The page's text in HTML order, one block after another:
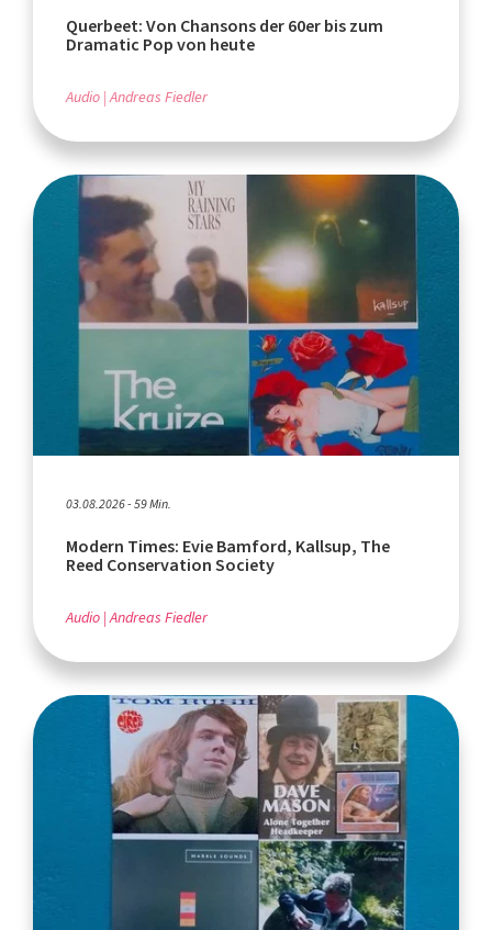
Querbeet: Von Chansons der 60er bis zum
Dramatic Pop von heute
Audio Andreas Fiedler
03.08.2026 - 59 Min.
Modern Times: Evie Bamford, Kallsup, The
Reed Conservation Society
Audio Andreas Fiedler